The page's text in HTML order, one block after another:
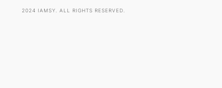
2024 IAMSY. ALL RIGHTS RESERVED.